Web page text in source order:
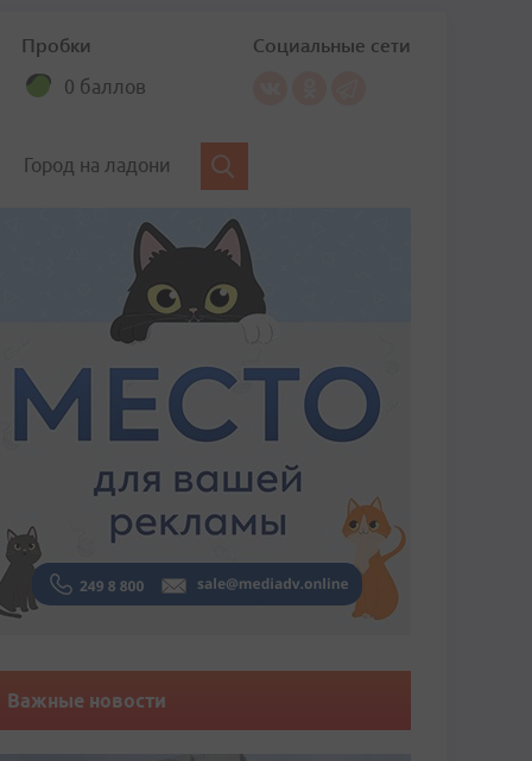
Пробки
0 баллов
Социальные сети
Город на ладони
Важные новости